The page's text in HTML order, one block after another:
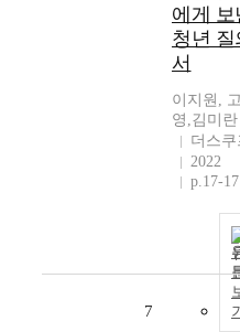
에게 보
청년 질
서
이지원,
영,김미란
더스쿠
2022
p.17-17
7